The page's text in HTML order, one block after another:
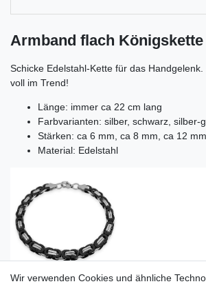
Armband flach
Schicke Edelstahl-Kette für das
voll im Trend!
Länge: immer ca 22 cm lang
Farbvarianten: silber, schwarz, silber-
Stärken: ca 6 mm, ca 8 mm, ca 12 mm
Material: Edelstahl
Wir verwenden Cookies und ähnliche